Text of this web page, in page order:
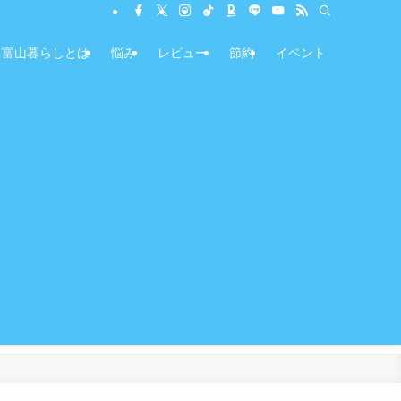
富山暮らしとは 悩み レビュー 節約 イベント